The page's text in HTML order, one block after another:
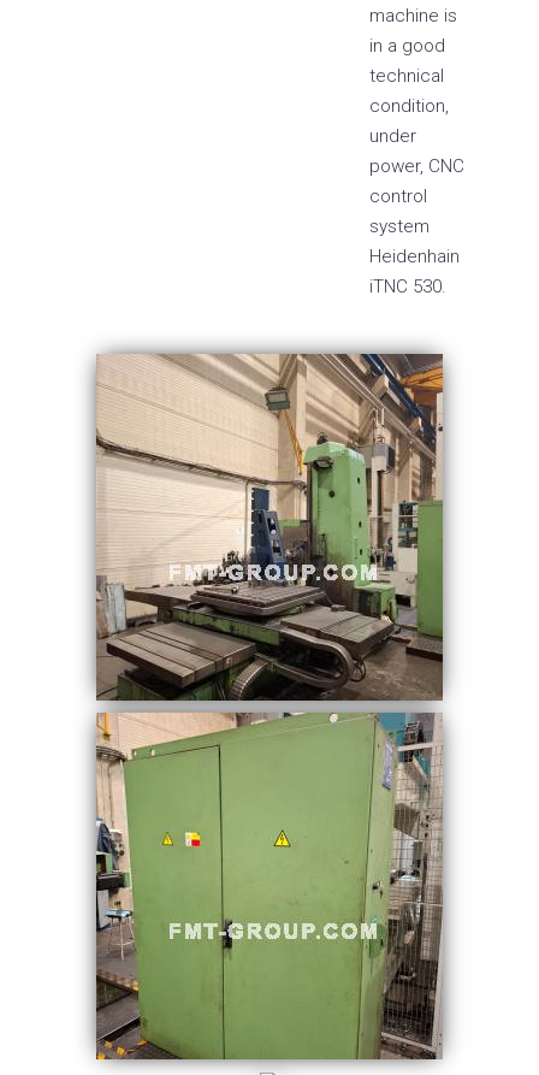
machine is
in a good
technical
condition,
under
power, CNC
control
system
Heidenhain
iTNC 530.